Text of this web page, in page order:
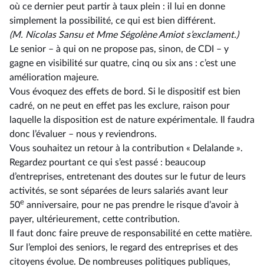
où ce dernier peut partir à taux plein : il lui en donne
simplement la possibilité, ce qui est bien différent.
(M. Nicolas Sansu et Mme Ségolène Amiot s’exclament.)
Le senior –⁠ à qui on ne propose pas, sinon, de CDI – y
gagne en visibilité sur quatre, cinq ou six ans : c’est une
amélioration majeure.
Vous évoquez des effets de bord. Si le dispositif est bien
cadré, on ne peut en effet pas les exclure, raison pour
laquelle la disposition est de nature expérimentale. Il faudra
donc l’évaluer –⁠ nous y reviendrons.
Vous souhaitez un retour à la contribution « Delalande ».
Regardez pourtant ce qui s’est passé : beaucoup
d’entreprises, entretenant des doutes sur le futur de leurs
activités, se sont séparées de leurs salariés avant leur
50e anniversaire, pour ne pas prendre le risque d’avoir à
payer, ultérieurement, cette contribution.
Il faut donc faire preuve de responsabilité en cette matière.
Sur l’emploi des seniors, le regard des entreprises et des
citoyens évolue. De nombreuses politiques publiques,